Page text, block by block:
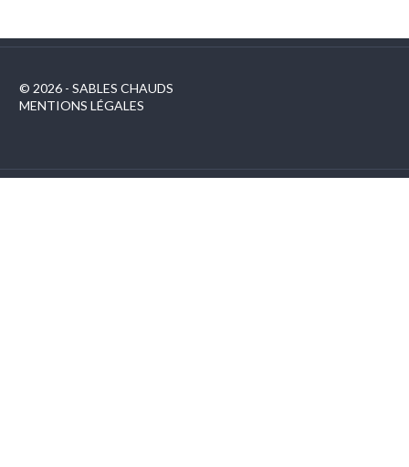
© 2026 - SABLES CHAUDS
MENTIONS LÉGALES